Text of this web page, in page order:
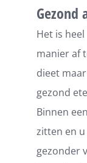
Gezond
Het is
manier af
dieet
gezond
Binnen
zitten en
gezonder